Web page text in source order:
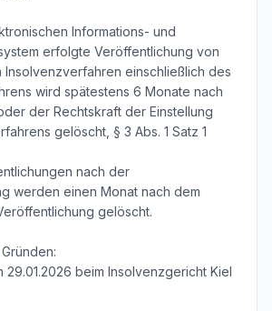
Informations- und
erfolgte Veröffentlichung von
Insolvenzverfahren einschließlich des
wird spätestens 6 Monate nach
der Rechtskraft der Einstellung
gelöscht, § 3 Abs. 1 Satz 1
nach der
werden einen Monat nach dem
gelöscht.
29.01.2026 beim Insolvenzgericht Kiel